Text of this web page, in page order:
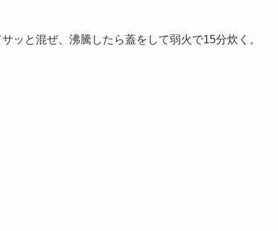
ッと混ぜ、沸騰したら蓋をして弱火で15分炊く。